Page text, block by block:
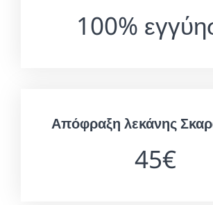
100%
Απόφραξη λεκάνης
45€